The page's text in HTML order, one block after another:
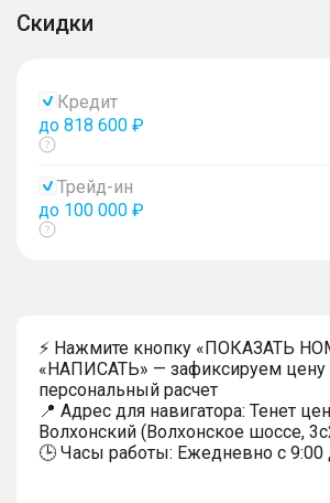
Скидки
Кредит
до 818 600 ₽
Показать
Трейд-ин
до 100 000 ₽
Показать
⚡ Нажмите кнопку «ПОКАЗАТЬ
«НАПИСАТЬ» — зафиксируем
персональный расчет
📍 Адрес для навигатора: Тенет
Волхонский (Волхонское шоссе,
🕒 Часы работы: Ежедневно с 9:00